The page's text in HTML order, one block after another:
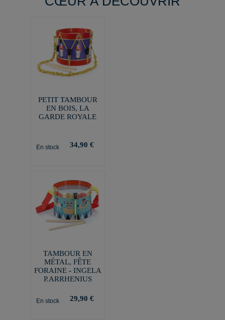
PETIT TAMBOUR
EN BOIS, LA
GARDE ROYALE
En stock 34,90 €
TAMBOUR EN
MÉTAL, FÊTE
FORAINE - INGELA
P.ARRHENIUS
En stock 29,90 €